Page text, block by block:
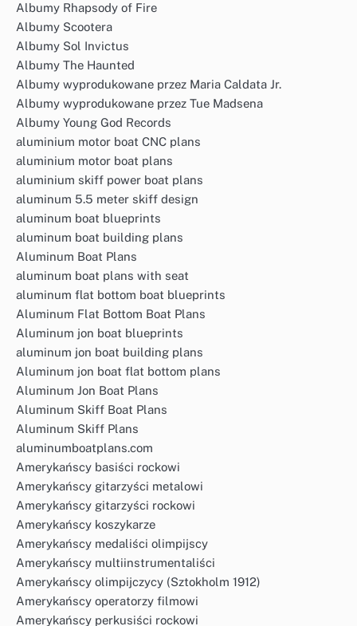
Albumy Rhapsody of Fire
Albumy Scootera
Albumy Sol Invictus
Albumy The Haunted
Albumy wyprodukowane przez Maria Caldata Jr.
Albumy wyprodukowane przez Tue Madsena
Albumy Young God Records
aluminium motor boat CNC plans
aluminium motor boat plans
aluminium skiff power boat plans
aluminum 5.5 meter skiff design
aluminum boat blueprints
aluminum boat building plans
Aluminum Boat Plans
aluminum boat plans with seat
aluminum flat bottom boat blueprints
Aluminum Flat Bottom Boat Plans
Aluminum jon boat blueprints
aluminum jon boat building plans
Aluminum jon boat flat bottom plans
Aluminum Jon Boat Plans
Aluminum Skiff Boat Plans
Aluminum Skiff Plans
aluminumboatplans.com
Amerykańscy basiści rockowi
Amerykańscy gitarzyści metalowi
Amerykańscy gitarzyści rockowi
Amerykańscy koszykarze
Amerykańscy medaliści olimpijscy
Amerykańscy multiinstrumentaliści
Amerykańscy olimpijczycy (Sztokholm 1912)
Amerykańscy operatorzy filmowi
Amerykańscy perkusiści rockowi